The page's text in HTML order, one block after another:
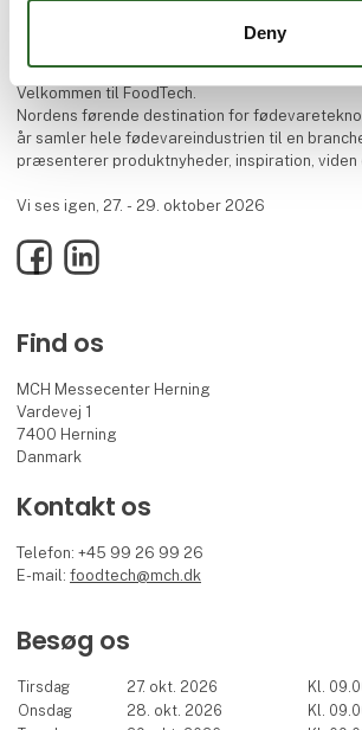
Deny
Velkommen til FoodTech.
Nordens førende destination for
år samler hele fødevareindustrien til en
præsenterer produktnyheder, inspiration,
Vi ses igen, 27. - 29. oktober 2026
FacebookLinkedIn
Find os
MCH Messecenter Herning
Vardevej 1
7400 Herning
Danmark
Kontakt os
Telefon: +45 99 26 99 26
E-mail:foodtech@mch.dk
Besøg os
Tirsdag 27. okt. 2026
Kl.
Onsdag
28. okt. 2026
Kl.